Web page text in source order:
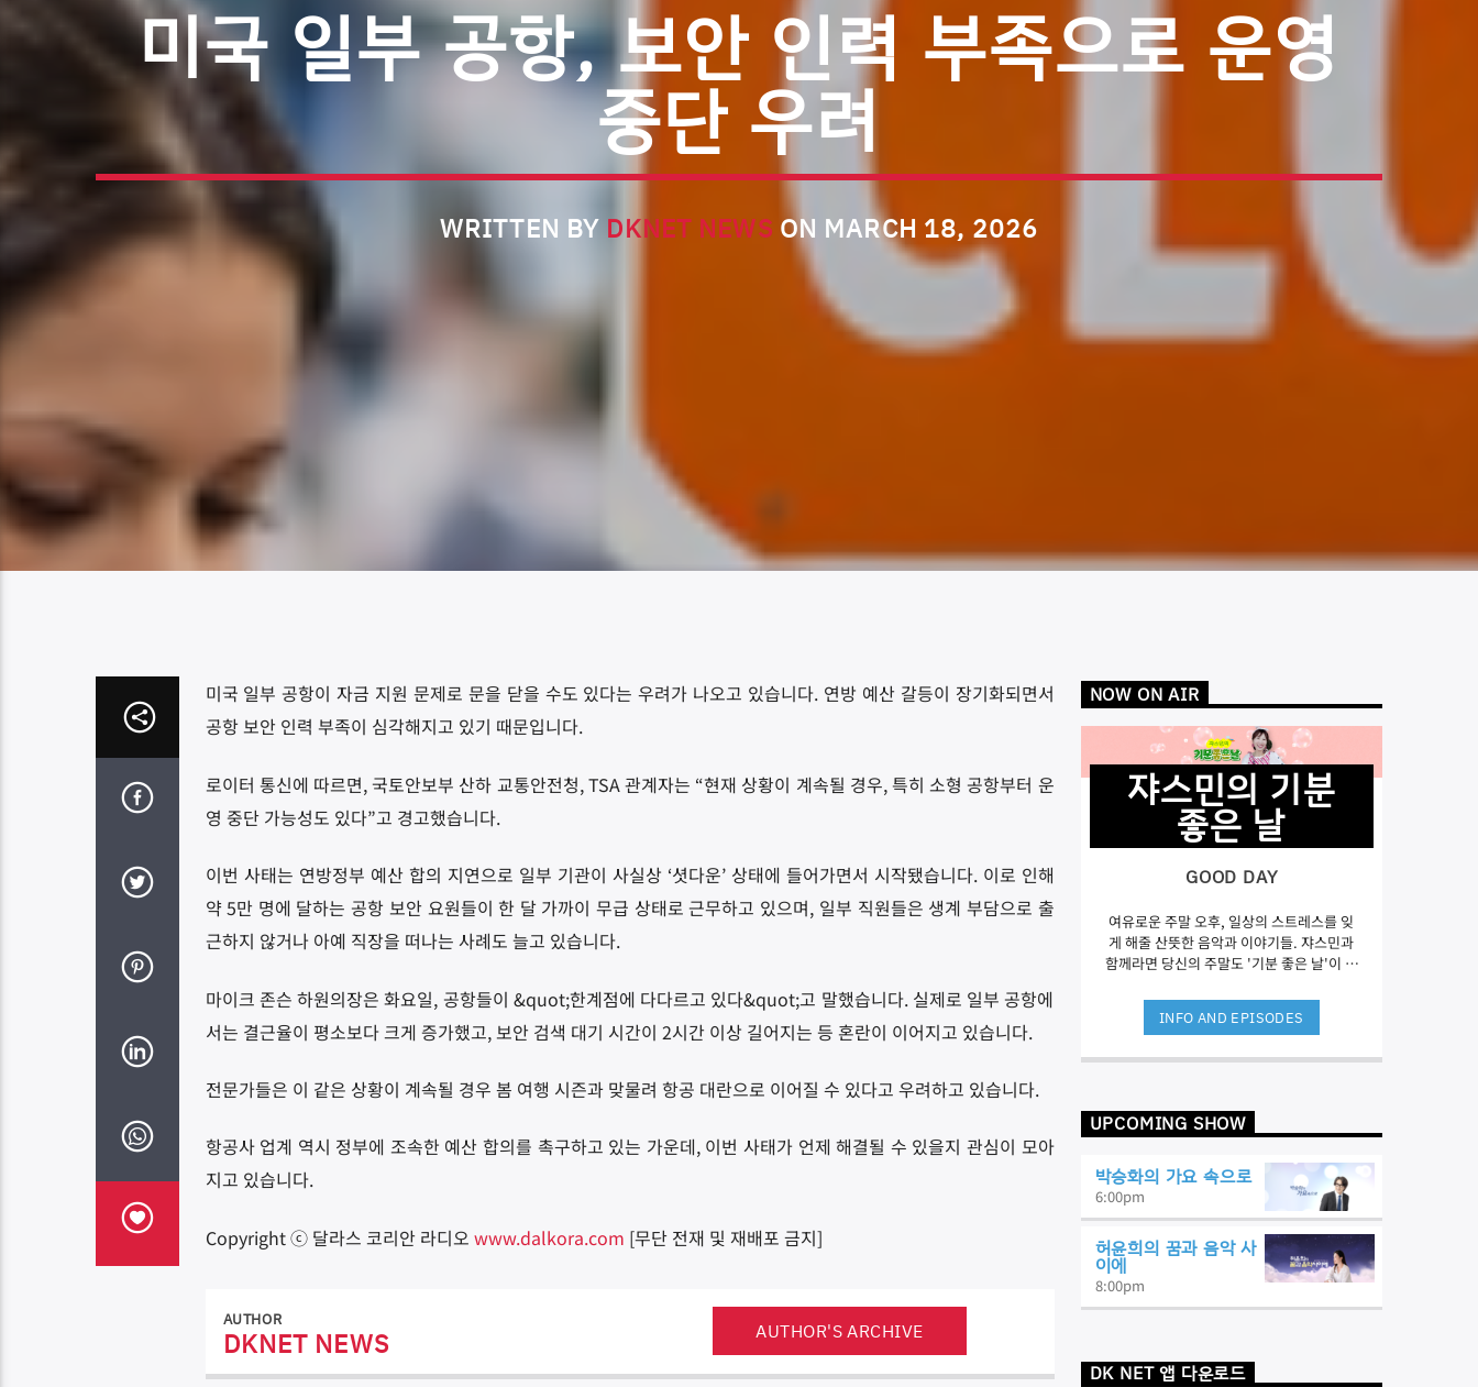
미국 일부 공항, 보안 인력 부족으로 운영
중단 우려
WRITTEN BY DKNET NEWS ON MARCH 18, 2026
미국 일부 공항이 자금 지원 문제로 문을 닫을 수도 있다는 우려가 나오고 있습니다. 연방 예산 갈등이 장기화되면서
공항 보안 인력 부족이 심각해지고 있기 때문입니다.
로이터 통신에 따르면, 국토안보부 산하 교통안전청, TSA 관계자는 “현재 상황이 계속될 경우, 특히 소형 공항부터 운
영 중단 가능성도 있다”고 경고했습니다.
이번 사태는 연방정부 예산 합의 지연으로 일부 기관이 사실상 ‘셧다운’ 상태에 들어가면서 시작됐습니다. 이로 인해
약 5만 명에 달하는 공항 보안 요원들이 한 달 가까이 무급 상태로 근무하고 있으며, 일부 직원들은 생계 부담으로 출
근하지 않거나 아예 직장을 떠나는 사례도 늘고 있습니다.
마이크 존슨 하원의장은 화요일, 공항들이 &quot;한계점에 다다르고 있다&quot;고 말했습니다. 실제로 일부 공항에
서는 결근율이 평소보다 크게 증가했고, 보안 검색 대기 시간이 2시간 이상 길어지는 등 혼란이 이어지고 있습니다.
전문가들은 이 같은 상황이 계속될 경우 봄 여행 시즌과 맞물려 항공 대란으로 이어질 수 있다고 우려하고 있습니다.
항공사 업계 역시 정부에 조속한 예산 합의를 촉구하고 있는 가운데, 이번 사태가 언제 해결될 수 있을지 관심이 모아
지고 있습니다.
Copyright ⓒ 달라스 코리안 라디오 www.dalkora.com [무단 전재 및 재배포 금지]
AUTHOR
DKNET NEWS AUTHOR'S ARCHIVE
NOW ON AIR
쟈스민의 기분
좋은 날
GOOD DAY
여유로운 주말 오후, 일상의 스트레스를 잊
게 해줄 산뜻한 음악과 이야기들. 쟈스민과
함께라면 당신의 주말도 '기분 좋은 날'이 됩
INFO AND EPISODES
UPCOMING SHOW
박승화의 가요 속으로
6:00pm
허윤희의 꿈과 음악 사
이에
8:00pm
DK NET 앱 다운로드